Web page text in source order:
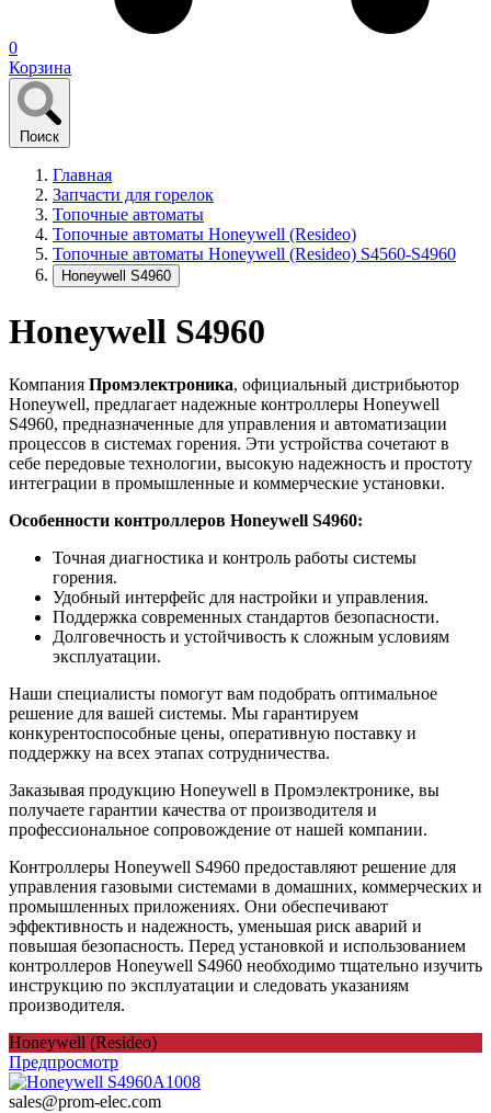
0
Корзина
Поиск
Главная
Запчасти для горелок
Топочные автоматы
Топочные автоматы Honeywell (Resideo)
Топочные автоматы Honeywell (Resideo) S4560-S4960
Honeywell S4960
Honeywell S4960
Компания Промэлектроника, официальный дистрибьютор
Honeywell, предлагает надежные контроллеры Honeywell
S4960, предназначенные для управления и автоматизации
процессов в системах горения. Эти устройства сочетают в
себе передовые технологии, высокую надежность и простоту
интеграции в промышленные и коммерческие установки.
Особенности контроллеров Honeywell S4960:
Точная диагностика и контроль работы системы
горения.
Удобный интерфейс для настройки и управления.
Поддержка современных стандартов безопасности.
Долговечность и устойчивость к сложным условиям
эксплуатации.
Наши специалисты помогут вам подобрать оптимальное
решение для вашей системы. Мы гарантируем
конкурентоспособные цены, оперативную поставку и
поддержку на всех этапах сотрудничества.
Заказывая продукцию Honeywell в Промэлектронике, вы
получаете гарантии качества от производителя и
профессиональное сопровождение от нашей компании.
Контроллеры Honeywell S4960 предоставляют решение для
управления газовыми системами в домашних, коммерческих и
промышленных приложениях. Они обеспечивают
эффективность и надежность, уменьшая риск аварий и
повышая безопасность. Перед установкой и использованием
контроллеров Honeywell S4960 необходимо тщательно изучить
инструкцию по эксплуатации и следовать указаниям
производителя.
Honeywell (Resideo)
Предпросмотр
sales@prom-elec.com